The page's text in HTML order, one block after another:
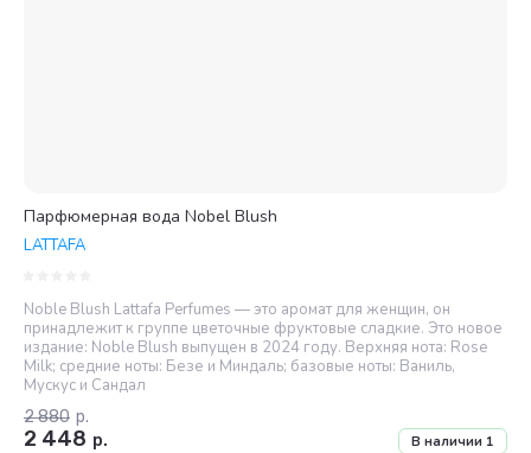
Парфюмерная вода Nobel Blush
LATTAFA
Noble Blush Lattafa Perfumes — это аромат для женщин, он
принадлежит к группе цветочные фруктовые сладкие. Это новое
издание: Noble Blush выпущен в 2024 году. Верхняя нота: Rose
Milk; средние ноты: Безе и Миндаль; базовые ноты: Ваниль,
Мускус и Сандал
В наличии 1
2 880 р.
2 448 р.